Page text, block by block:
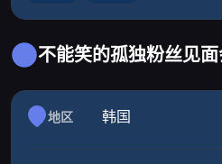
不能笑的孤独粉丝见
地区 韩国